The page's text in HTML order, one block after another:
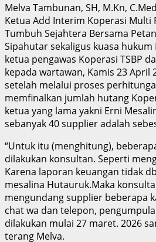
Melva Tambunan, SH, M.Kn,
Ketua Add Interim Koperasi Multi
Tumbuh Sejahtera Bersama
Sipahutar sekaligus kuasa hukum
ketua pengawas Koperasi TSBP
kepada wartawan, Kamis 23 April
setelah melalui proses
memfinalkan jumlah hutang
ketua yang lama yakni Erni
sebanyak 40 supplier adalah
“Untuk itu (menghitung),
dilakukan konsultan. Seperti
Karena laporan keuangan tidak
mesalina Hutauruk.Maka
mengundang supplier beberapa
chat wa dan telepon,
dilakukan mulai 27 maret. 2026
terang Melva.